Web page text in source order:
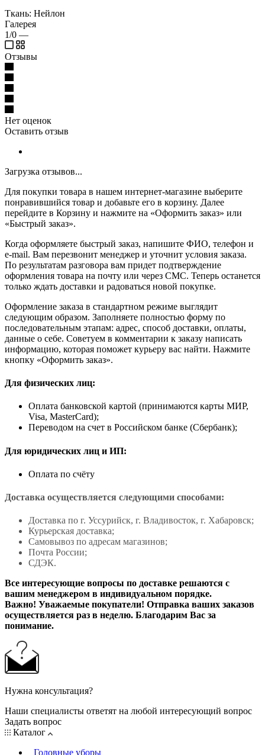
Ткань: Нейлон
Галерея
1/0 —
Отзывы
Нет оценок
Оставить отзыв
Загрузка отзывов...
Для покупки товара в нашем интернет-магазине выберите
понравившийся товар и добавьте его в корзину. Далее
перейдите в Корзину и нажмите на «Оформить заказ» или
«Быстрый заказ».
Когда оформляете быстрый заказ, напишите ФИО, телефон и
e-mail. Вам перезвонит менеджер и уточнит условия заказа.
По результатам разговора вам придет подтверждение
оформления товара на почту или через СМС. Теперь останется
только ждать доставки и радоваться новой покупке.
Оформление заказа в стандартном режиме выглядит
следующим образом. Заполняете полностью форму по
последовательным этапам: адрес, способ доставки, оплаты,
данные о себе. Советуем в комментарии к заказу написать
информацию, которая поможет курьеру вас найти. Нажмите
кнопку «Оформить заказ».
Для физических лиц:
Оплата банковской картой (принимаются карты МИР,
Visa, MasterCard);
Переводом на счет в Российском банке (Сбербанк);
Для юридических лиц и ИП:
Оплата по счёту
Доставка осуществляется следующими способами:
Доставка по г. Уссурийск, г. Владивосток, г. Хабаровск;
Курьерская доставка;
Самовывоз по адресам магазинов;
Почта России;
СДЭК.
Все интересующие вопросы по доставке решаются с
вашим менеджером в индивидуальном порядке.
Важно! Уважаемые покупатели! Отправка ваших заказов
осуществляется раз в неделю. Благодарим Вас за
понимание.
Нужна консультация?
Наши специалисты ответят на любой интересующий вопрос
Задать вопрос
Каталог
Головные уборы